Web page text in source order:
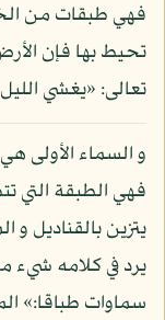
فهي طبقات من
تحيط بها فإن
تعالى: «يغشي الليل
و السماء الأولى
فهي الطبقة التي
يتزين بالقناديل و
يرد في كلامه شيء